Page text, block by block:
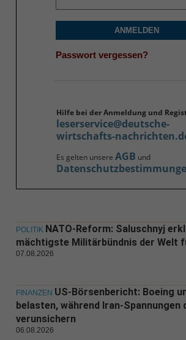
ANMELDEN
Passwort vergessen?
Hilfe bei der Anmeldung und
leserservice@deutsche-
wirtschafts-
Es gelten unsere AGB und
POLITIK NATO-Reform: Saluschnyj
mächtigste Militärbündnis der Welt
07.08.2026
FINANZEN US-Börsenbericht: Boeing
belasten, während Iran-Spannungen
verunsichern
06.08.2026